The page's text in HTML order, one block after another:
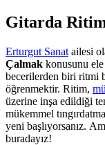
Gitarda
Erturgut Sanat ailesi
Çalmak konusunu ele
becerilerden biri ritmi
öğrenmektir. Ritim,
üzerine inşa edildiği
mükemmel
yeni başlıyorsanız.
buradayız!